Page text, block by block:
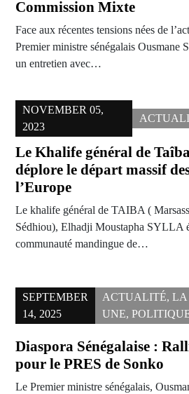
Commission Mixte
Face aux récentes tensions nées de
Premier ministre sénégalais Ousmane
un entretien avec…
NOVEMBER 05,
2023
Le Khalife général de
déplore le départ massif
l’Europe
Le khalife général de TAIBA (
Sédhiou), Elhadji Moustapha SYLLA
communauté mandingue de…
SEPTEMBER
14, 2025
ACTUALITÉ, LA
UNE,
Diaspora Sénégalaise :
pour le PRES de Sonko
Le Premier ministre sénégalais,